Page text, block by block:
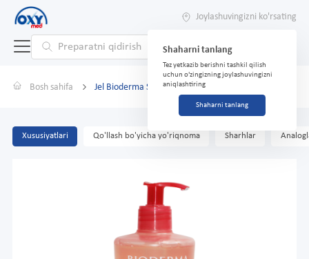
Joylashuvingizni ko'rsating
Shaharni tanlang
Tez yetkazib berishni tashkil qilish
uchun o'zingizning joylashuvingizni
aniqlashtiring
Shaharni tanlang
Bosh sahifa Jel Bioderma Sensibio GelMoussant 500ml
Xususiyatlari Qo'llash bo'yicha yo'riqnoma Sharhlar